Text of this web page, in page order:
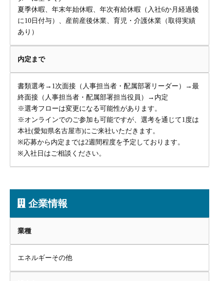
夏季休暇、年末年始休暇、年次有給休暇（入社6か月経過後
に10日付与）、産前産後休業、育児・介護休業（取得実績
あり）
内定まで
書類選考→1次面接（人事担当者・配属部署リーダー）→最
終面接（人事担当者・配属部署担当役員）→内定
※選考フローは変更になる可能性があります。
※オンラインでのご参加も可能ですが、選考を通じて1度は
本社(愛知県名古屋市)にご来社いただきます。
※応募から内定までは2週間程度を予定しております。
※入社日はご相談ください。
企業情報
業種
エネルギーその他